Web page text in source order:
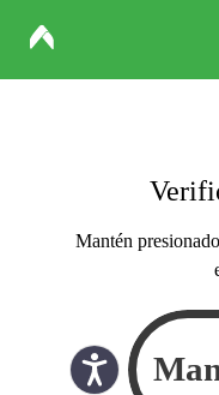
Mantén